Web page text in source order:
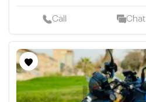
Call Chat